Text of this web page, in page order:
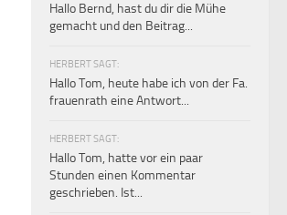
Hallo Bernd, hast du dir die Mühe
gemacht und den Beitrag...
HERBERT SAGT:
Hallo Tom, heute habe ich von der Fa.
frauenrath eine Antwort...
HERBERT SAGT:
Hallo Tom, hatte vor ein paar
Stunden einen Kommentar
geschrieben. Ist...